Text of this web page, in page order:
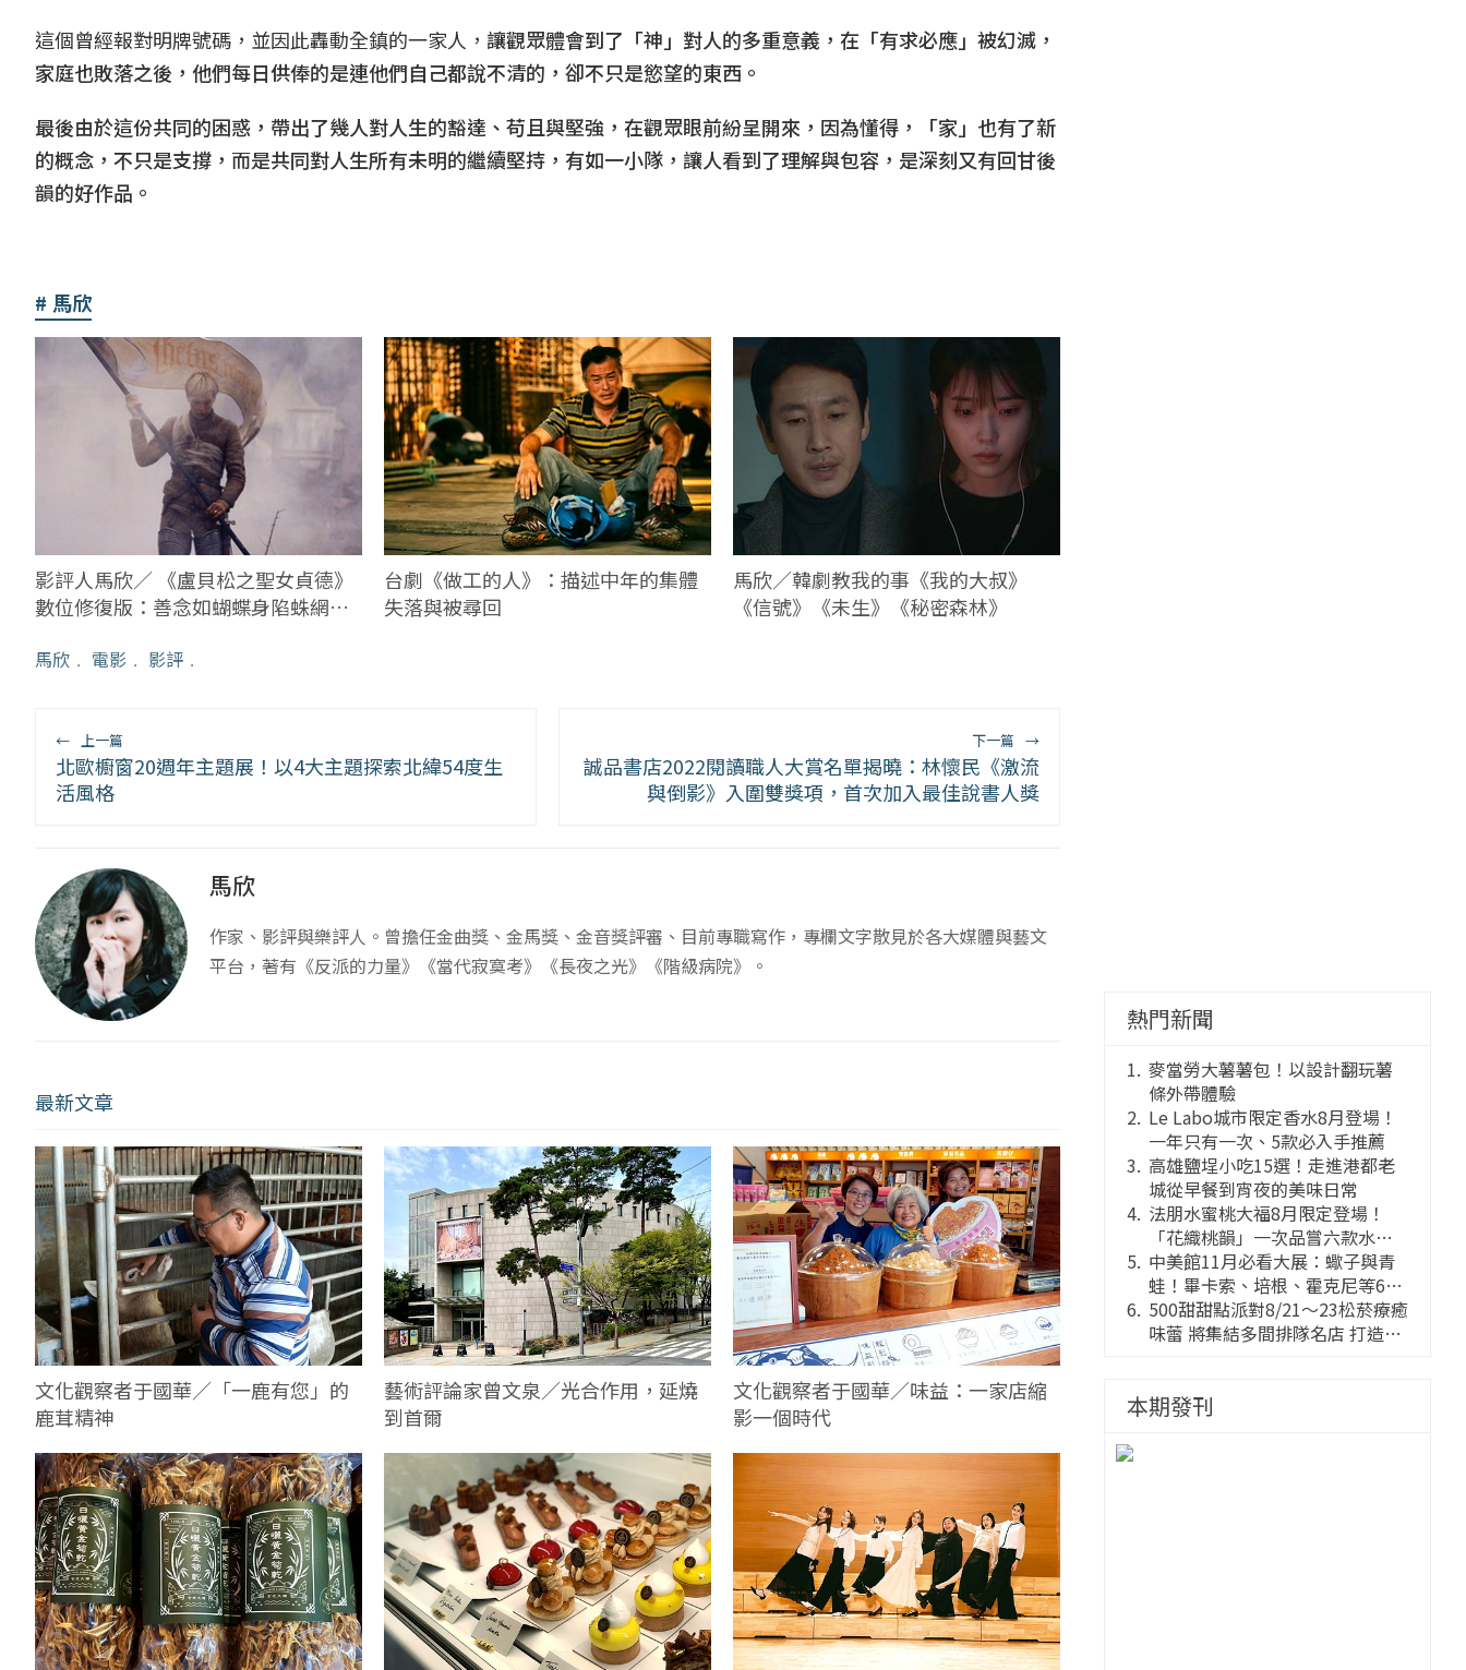
這個曾經報對明牌號碼，並因此轟動全鎮的一家人， 讓觀眾體會到了「神」對人的多重意義，在「有求必應」被幻滅，
家庭也敗落之後，他們每日供俸的是連他們自己都說不清的，卻不只是慾望的東西。
最後由於這份共同的困惑，帶出了幾人對人生的豁達、苟且與堅強，在觀眾眼前紛呈開來，因為懂得，「家」也有了新
的概念，不只是支撐，而是共同對人生所有未明的繼續堅持，有如一小隊，讓人看到了理解與包容，是深刻又有回甘後
韻的好作品。
馬欣
影評人馬欣／ 《盧貝松之聖女貞德》
數位修復版：善念如蝴蝶身陷蛛網的
台劇《做工的人》：描述中年的集體
失落與被尋回
馬欣／韓劇教我的事《我的大叔》
《信號》《未生》《秘密森林》
馬欣 ﹒ 電影 ﹒ 影評 ﹒
← 上一篇
北歐櫥窗20週年主題展！以4大主題探索北緯54度生
活風格
下一篇 →
誠品書店2022閱讀職人大賞名單揭曉：林懷民《激流
與倒影》入圍雙獎項，首次加入最佳說書人獎
馬欣
作家、影評與樂評人。曾擔任金曲獎、金馬獎、金音獎評審、目前專職寫作，專欄文字散見於各大媒體與藝文
平台，著有《反派的力量》《當代寂寞考》《長夜之光》《階級病院》。
最新文章
文化觀察者于國華／「一鹿有您」的
鹿茸精神
藝術評論家曾文泉／光合作用，延燒
到首爾
文化觀察者于國華／味益：一家店縮
影一個時代
熱門新聞
麥當勞大薯薯包！以設計翻玩薯
條外帶體驗
Le Labo城市限定香水8月登場！
一年只有一次、5款必入手推薦
高雄鹽埕小吃15選！走進港都老
城從早餐到宵夜的美味日常
法朋水蜜桃大福8月限定登場！
「花織桃韻」一次品嘗六款水蜜
桃花果大福
中美館11月必看大展：蠍子與青
蛙！畢卡索、培根、霍克尼等66
件國巨典藏亮相
500甜甜點派對8/21～23松菸療癒
味蕾 將集結多間排隊名店 打造靈
本期發刊